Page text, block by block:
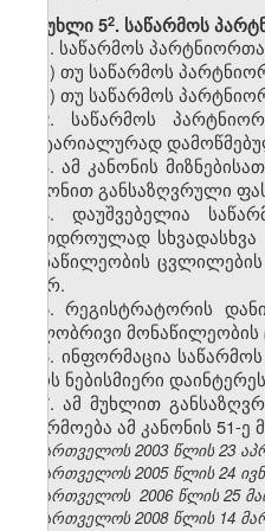
მუხლი 5​2. საწარმოს
1. საწარმოს
ა) თუ საწარმოს
ბ) თუ საწარმოს
2. საწარმოს
ნოტარიალურად
3. ამ კანონის
კანონით განსაზღვრული
4. დაუშვებელია
ერთდროულად
მონაწილეობის
მიერ.
5. რეგისტრატორის
წილობრივი
6. ინფორმაცია
იყოს ნებისმიერი
7. ამ მუხლით
იწარმოება ამ კანონის 51-
საქართველოს 2003 წლის 23
საქართველოს 2005 წლის 24
საქართველოს 2006 წლის 25
საქართველოს 2008 წლის 14